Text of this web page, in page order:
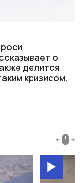
о
делится
кризисом.